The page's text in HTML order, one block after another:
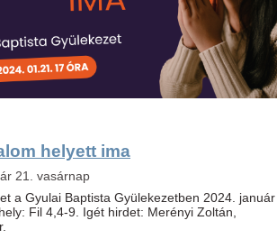
helyett ima
21. vasárnap
a Gyulai Baptista Gyülekezetben 2024. január
Fil 4,4-9. Igét hirdet: Merényi Zoltán,